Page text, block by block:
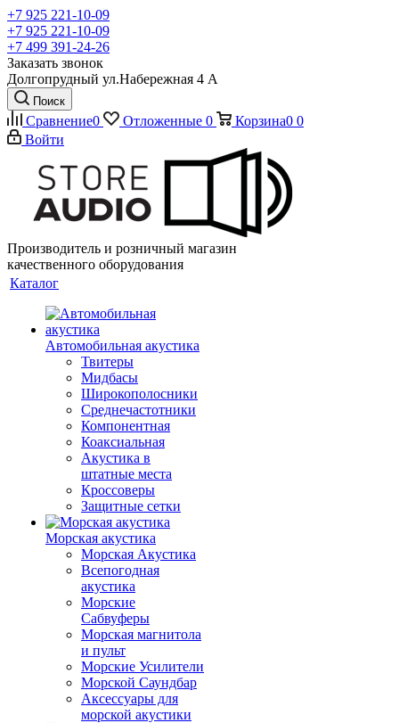
+7 925 221-10-09
+7 925 221-10-09
+7 499 391-24-26
Заказать звонок
Долгопрудный ул.Набережная 4 А
Поиск
Сравнение0 Отложенные 0 Корзина0 0
Войти
Производитель и розничный магазин
качественного оборудования
Каталог
Автомобильная акустика
Твитеры
Мидбасы
Широкополосники
Среднечастотники
Компонентная
Коаксиальная
Акустика в
штатные места
Кроссоверы
Защитные сетки
Морская акустика
Морская Акустика
Всепогодная
акустика
Морские
Сабвуферы
Морская магнитола
и пульт
Морские Усилители
Морской Cаундбар
Аксессуары для
морской акустики